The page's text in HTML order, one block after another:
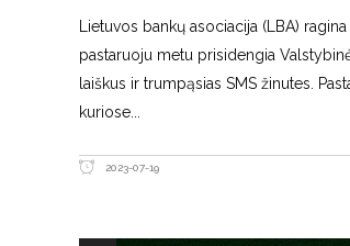
Lietuvos bankų asociacija (LBA)
pastaruoju metu prisidengia
laiškus ir trumpąsias SMS žinutes.
kuriose
2023-07-19